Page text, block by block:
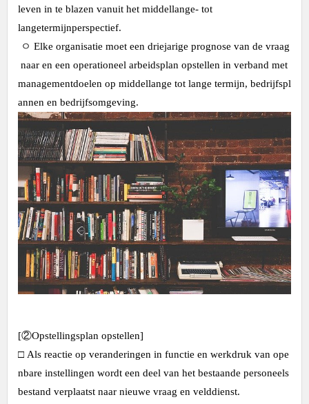
leven in te blazen vanuit het middellange- tot
langetermijnperspectief.
ㅇ Elke organisatie moet een driejarige prognose van de vraag
naar en een operationeel arbeidsplan opstellen in verband met
managementdoelen op middellange tot lange termijn, bedrijfspl
annen en bedrijfsomgeving.
[②Opstellingsplan opstellen]
□ Als reactie op veranderingen in functie en werkdruk van ope
nbare instellingen wordt een deel van het bestaande personeels
bestand verplaatst naar nieuwe vraag en velddienst.